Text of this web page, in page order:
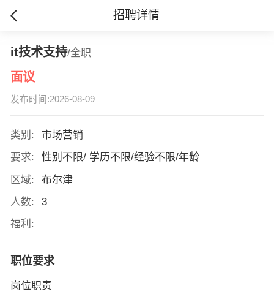
招聘详情
it技术支持/全职
面议
发布时间:2026-08-09
类别:
市场营销
要求:
性别不限/ 学历不限/经验不限/年龄
区域:
布尔津
人数:
3
福利:
职位要求
岗位职责